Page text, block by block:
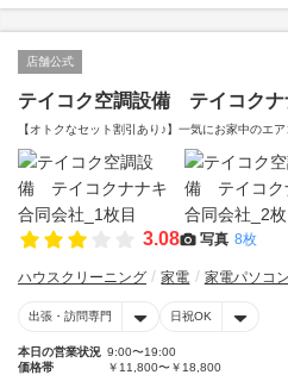
店舗公式
テイコク空調設備 テイコクナ
【オトクなセット割引あり♪】一気にお家中のエ
3.08 写真 8枚
ハウスクリーニング 家電 家電パソコ
出張・訪問専門 日祝OK
本日の営業状況 9:00〜19:00
価格帯
￥11,800〜￥18,800